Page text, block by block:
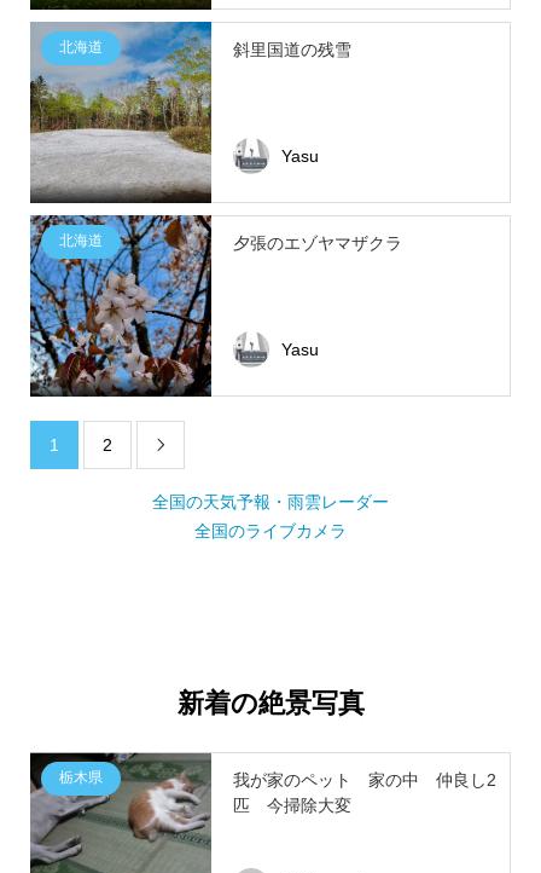
北海道 斜里国道の残雪
Yasu
北海道 夕張のエゾヤマザクラ
Yasu
1 2 
全国の天気予報・雨雲レーダー
全国のライブカメラ
新着の絶景写真
栃木県
我が家のペット 家の中 仲良し2
匹 今掃除大変